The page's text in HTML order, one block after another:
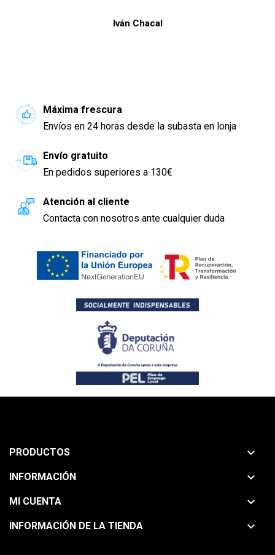
Iván Chacal
Máxima frescura
Envíos en 24 horas desde la subasta en lonja
Envío gratuito
En pedidos superiores a 130€
Atención al cliente
Contacta con nosotros ante cualquier duda
PRODUCTOS 
INFORMACIÓN 
MI CUENTA 
INFORMACIÓN DE LA TIENDA 